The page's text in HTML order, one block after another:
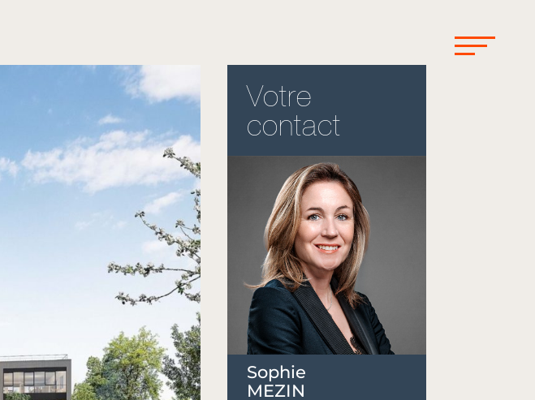
Votre
contact
Sophie
MEZIN